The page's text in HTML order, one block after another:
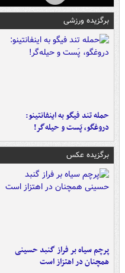
برگزیده ورزشی
حمله تند فیگو به اینفانتینو:
دروغگو، پَست‌ و حیله‌گر!
برگزیده عکس
پرچم سیاه بر فراز گنبد حسینی
همچنان در اهتزاز است